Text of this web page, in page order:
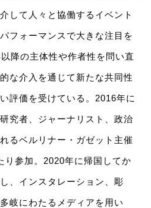
して人々と協働するイベント
フォーマンスで大きな注目を
降の主体性や作者性を問い直
な介入を通じて新たな共同性
評価を受けている。2016年に
究者、ジャーナリスト、政治
るベルリナー・ガゼット主催
り参加。2020年に帰国してか
、インスタレーション、彫
岐にわたるメディアを用い